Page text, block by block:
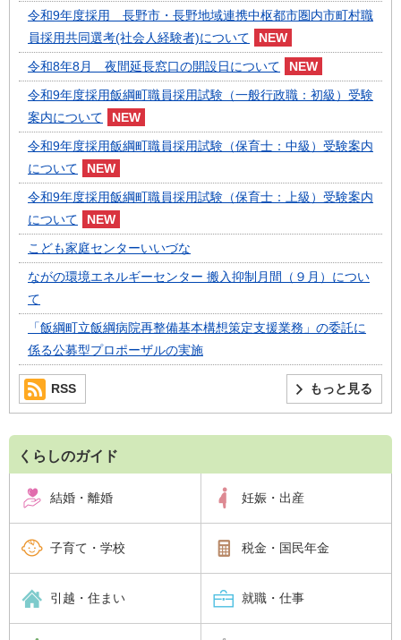
令和9年度採用 長野市・長野地域連携中枢都市圏内市町村職
員採用共同選考(社会人経験者)について
令和8年8月 夜間延長窓口の開設日について
令和9年度採用飯綱町職員採用試験（一般行政職：初級）受験
案内について
令和9年度採用飯綱町職員採用試験（保育士：中級）受験案内
について
令和9年度採用飯綱町職員採用試験（保育士：上級）受験案内
について
こども家庭センターいいづな
ながの環境エネルギーセンター 搬入抑制月間（９月）につい
て
「飯綱町立飯綱病院再整備基本構想策定支援業務」の委託に
係る公募型プロポーザルの実施
もっと見る
RSS
くらしのガイド
結婚・離婚 妊娠・出産
子育て・学校 税金・国民年金
引越・住まい 就職・仕事